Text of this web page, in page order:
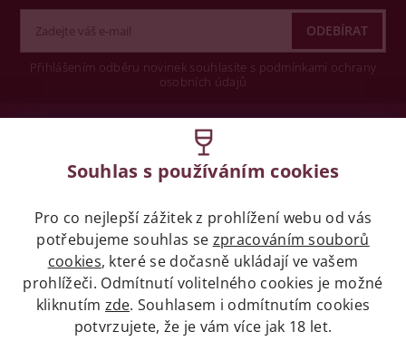
Přihlášením odběru novinek souhlasíte s podmínkami ochrany
osobních údajů
Legislativa
Zákaz prodeje alkoholických nápojů osobám
mladších 18 let.
Naše služby
Souhlas s používáním cookies
Pro co nejlepší zážitek z prohlížení webu od vás
potřebujeme souhlas se zpracováním souborů
cookies, které se dočasně ukládají ve vašem
prohlížeči. Odmítnutí volitelného cookies je možné
kliknutím zde. Souhlasem i odmítnutím cookies
potvrzujete, že je vám více jak 18 let.